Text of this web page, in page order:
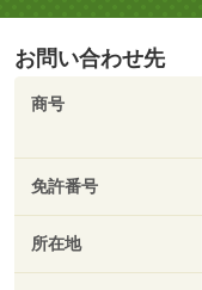
お問い合わせ先
商号
免許番号
所在地